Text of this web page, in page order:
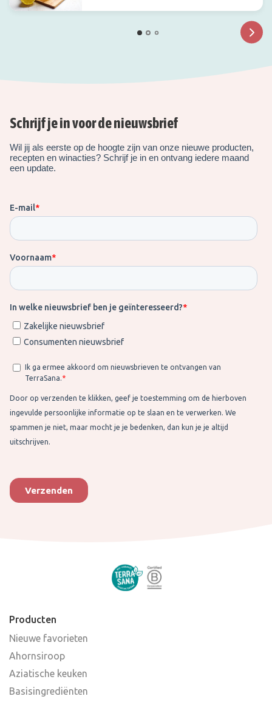
Schrijf je in voor de nieuwsbrief
Producten
Nieuwe favorieten
Ahornsiroop
Aziatische keuken
Basisingrediënten